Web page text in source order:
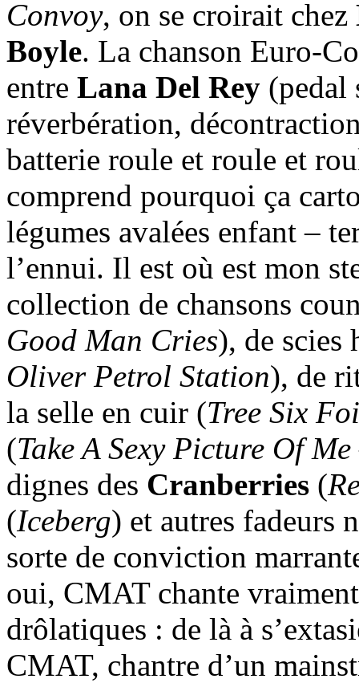
Convoy, on se croirait chez
Boyle. La chanson Euro-
entre Lana Del Rey (pedal
réverbération,
batterie roule et roule et
comprend pourquoi ça
légumes avalées enfant –
l’ennui. Il est où est mon
collection de chansons
Good Man Cries), de scies
Oliver Petrol Station), de
la selle en cuir (Tree Six
(Take A Sexy Picture Of Me
dignes des Cranberries (
(Iceberg) et autres fadeurs
sorte de conviction
oui, CMAT chante
drôlatiques : de là à
CMAT, chantre d’un